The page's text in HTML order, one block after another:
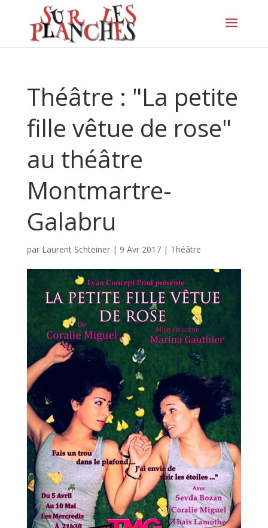
Théâtre : "La petite
fille vêtue de rose"
au théâtre
Montmartre-
Galabru
par Laurent Schteiner| 9 Avr 2017| Théâtre